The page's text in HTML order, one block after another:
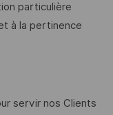
particulière
à la pertinence
servir nos Clients